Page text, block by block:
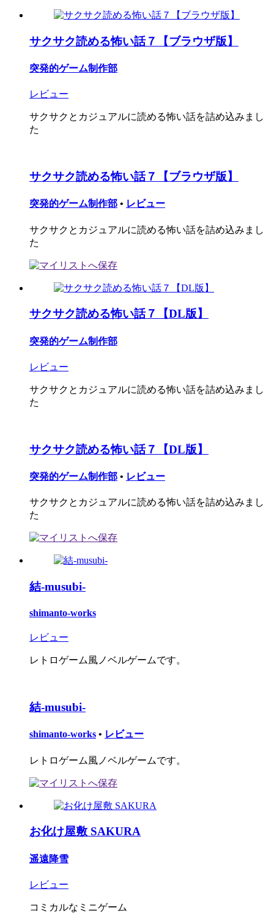
サクサク読める怖い話７【ブラウザ版】
突発的ゲーム制作部
レビュー
サクサクとカジュアルに読める怖い話を詰め込みまし
た
サクサク読める怖い話７【ブラウザ版】
突発的ゲーム制作部 • レビュー
サクサクとカジュアルに読める怖い話を詰め込みまし
た
サクサク読める怖い話７【DL版】
突発的ゲーム制作部
レビュー
サクサクとカジュアルに読める怖い話を詰め込みまし
た
サクサク読める怖い話７【DL版】
突発的ゲーム制作部 • レビュー
サクサクとカジュアルに読める怖い話を詰め込みまし
た
結-musubi-
shimanto-works
レビュー
レトロゲーム風ノベルゲームです。
結-musubi-
shimanto-works • レビュー
レトロゲーム風ノベルゲームです。
お化け屋敷 SAKURA
遥遠降雪
レビュー
コミカルなミニゲーム